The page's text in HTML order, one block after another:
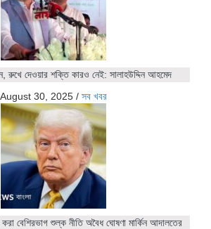
রুখে দেওয়ার শক্তি কারও নেই: সালাহউদ্দিন আহমেদ
August 30, 2025 / সব খবর
করা বেশিরভাগ শুল্ক নীতি অবৈধ ঘোষণা মার্কিন আদালতের